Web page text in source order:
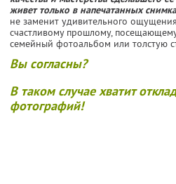
живет только в напечатанных
не заменит удивительного
счастливому прошлому,
семейный фотоальбом или толстую
Вы согласны?
В таком случае хватит
фотографий!